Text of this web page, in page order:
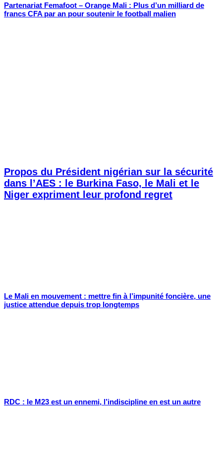
Partenariat Femafoot – Orange Mali : Plus d’un milliard de
francs CFA par an pour soutenir le football malien
Propos du Président nigérian sur la sécurité
dans l’AES : le Burkina Faso, le Mali et le
Niger expriment leur profond regret
Le Mali en mouvement : mettre fin à l’impunité foncière, une
justice attendue depuis trop longtemps
RDC : le M23 est un ennemi, l’indiscipline en est un autre